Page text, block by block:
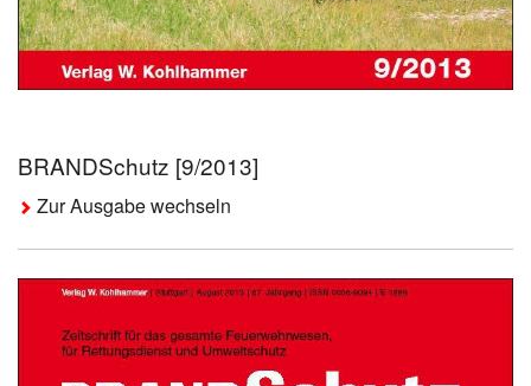
BRANDSchutz [9/2013]
Zur Ausgabe wechseln